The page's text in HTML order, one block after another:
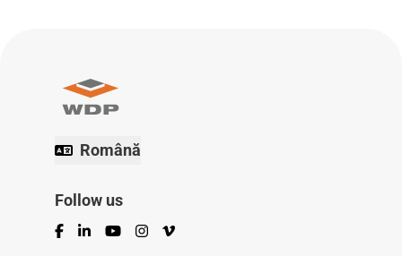
Română
Follow us
Facebook
LinkedInYouTubeInstagram
Vimeo